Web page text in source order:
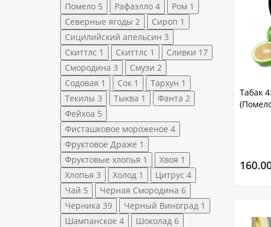
Помело 5 Рафаэлло 4 Ром 1
Северные ягоды 2 Сироп 1
Сицилийский апельсин 3
Скиттлс 1 Скиттлс 1 Сливки 17
Смородина 3 Смузи 2
Содовая 1 Сок 1 Тархун 1
Текилы 3 Тыква 1 Фанта 2
Фейхоа 5
Фисташковое мороженое 4
Фруктовое Драже 1
Фруктовые хлопья 1 Хвоя 1
Хлопья 3 Холод 1 Цитрус 4
Чай 5 Черная Смородина 6
Черника 39 Черный Виноград 1
Шампанское 4 Шоколад 6
Табак